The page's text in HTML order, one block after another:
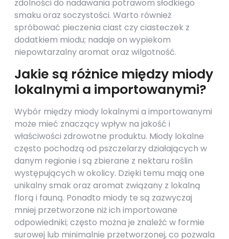
zdolności do nadawania potrawom słodkiego
smaku oraz soczystości. Warto również
spróbować pieczenia ciast czy ciasteczek z
dodatkiem miodu; nadaje on wypiekom
niepowtarzalny aromat oraz wilgotność.
Jakie są różnice między miody
lokalnymi a importowanymi?
Wybór między miody lokalnymi a importowanymi
może mieć znaczący wpływ na jakość i
właściwości zdrowotne produktu. Miody lokalne
często pochodzą od pszczelarzy działających w
danym regionie i są zbierane z nektaru roślin
występujących w okolicy. Dzięki temu mają one
unikalny smak oraz aromat związany z lokalną
florą i fauną. Ponadto miody te są zazwyczaj
mniej przetworzone niż ich importowane
odpowiedniki; często można je znaleźć w formie
surowej lub minimalnie przetworzonej, co pozwala